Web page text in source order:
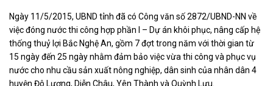
Ngày 11/5/2015, UBND tỉnh đã có Công văn số 2872/UBND-NN về
việc đóng nước thi công hợp phần I – Dự án khôi phục, nâng cấp hệ
thống thuỷ lợi Bắc Nghệ An, gồm 7 đợt trong năm với thời gian từ
15 ngày đến 25 ngày nhằm đảm bảo việc vừa thi công và phục vụ
nước cho nhu cầu sản xuất nông nghiệp, dân sinh của nhân dân 4
huyện Đô Lương, Diễn Châu, Yên Thành và Quỳnh Lưu.